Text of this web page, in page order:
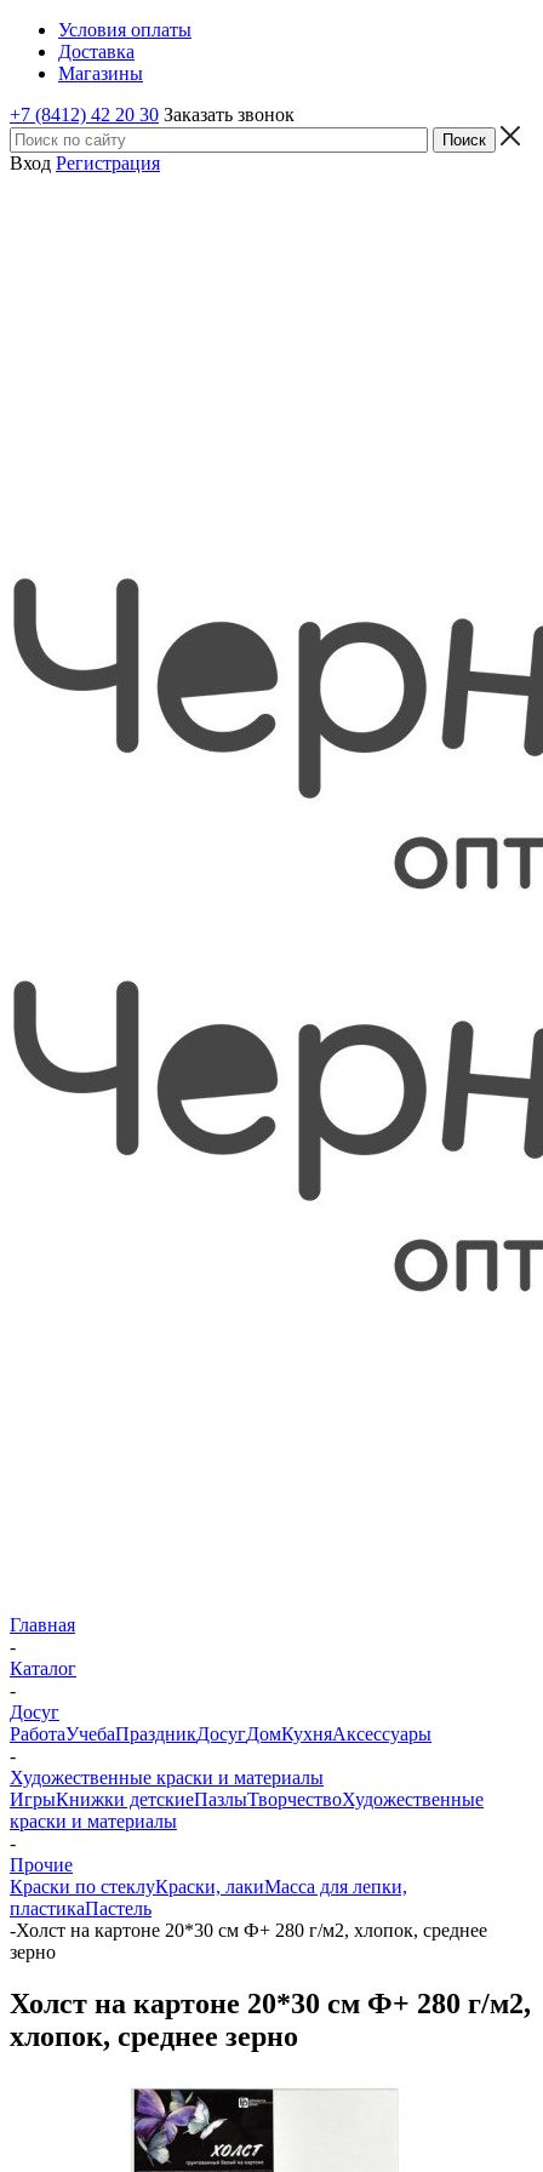
Условия оплаты
Доставка
Магазины
+7 (8412) 42 20 30 Заказать звонок
Вход Регистрация
Главная
-
Каталог
-
Досуг
РаботаУчебаПраздникДосугДомКухняАксессуары
-
Художественные краски и материалы
ИгрыКнижки детскиеПазлыТворчествоХудожественные
краски и материалы
-
Прочие
Краски по стеклуКраски, лакиМасса для лепки,
пластикаПастель
-Холст на картоне 20*30 см Ф+ 280 г/м2, хлопок, среднее
зерно
Холст на картоне 20*30 см Ф+ 280 г/м2,
хлопок, среднее зерно